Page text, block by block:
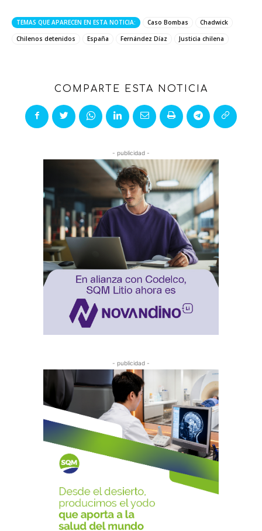
TEMAS QUE APARECEN EN ESTA NOTICIA: Caso Bombas
Chadwick
Chilenos detenidos
España Fernández Díaz Justicia chilena
COMPARTE ESTA NOTICIA
- publicidad -
- publicidad -